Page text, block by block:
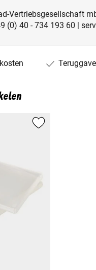
Vertriebsgesellschaft
(0) 40 - 734 193 60 |